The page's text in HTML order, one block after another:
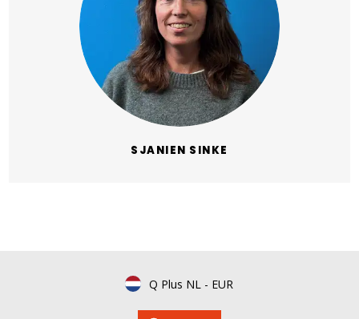
SJANIEN SINKE
Q Plus NL - EUR